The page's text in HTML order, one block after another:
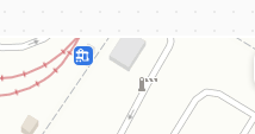
Калининграде
в Калининграде